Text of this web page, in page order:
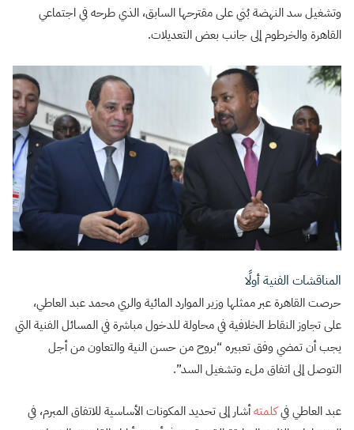
وتشغيل سد النهضة بُني على مقترحها السابق، الذي طرحه في اجتماعي
القاهرة والخرطوم إلى جانب بعض التعديلات.
المناقشات الفنية أولًا
حرصت القاهرة عبر ممثلها وزير الموارد المائية والري محمد عبد العاطي،
على تجاوز النقاط الخلافية في محاولة للدخول مباشرة في المسائل الفنية التي
يجب أن تمضي وفق تعبيره “بروح من حسن النية والتعاون من أجل
التوصل إلى اتفاق ملء وتشغيل السد”.
عبد العاطي فيكلمتهأشار إلى تحديد المكونات الأساسية للاتفاق المبرم، في